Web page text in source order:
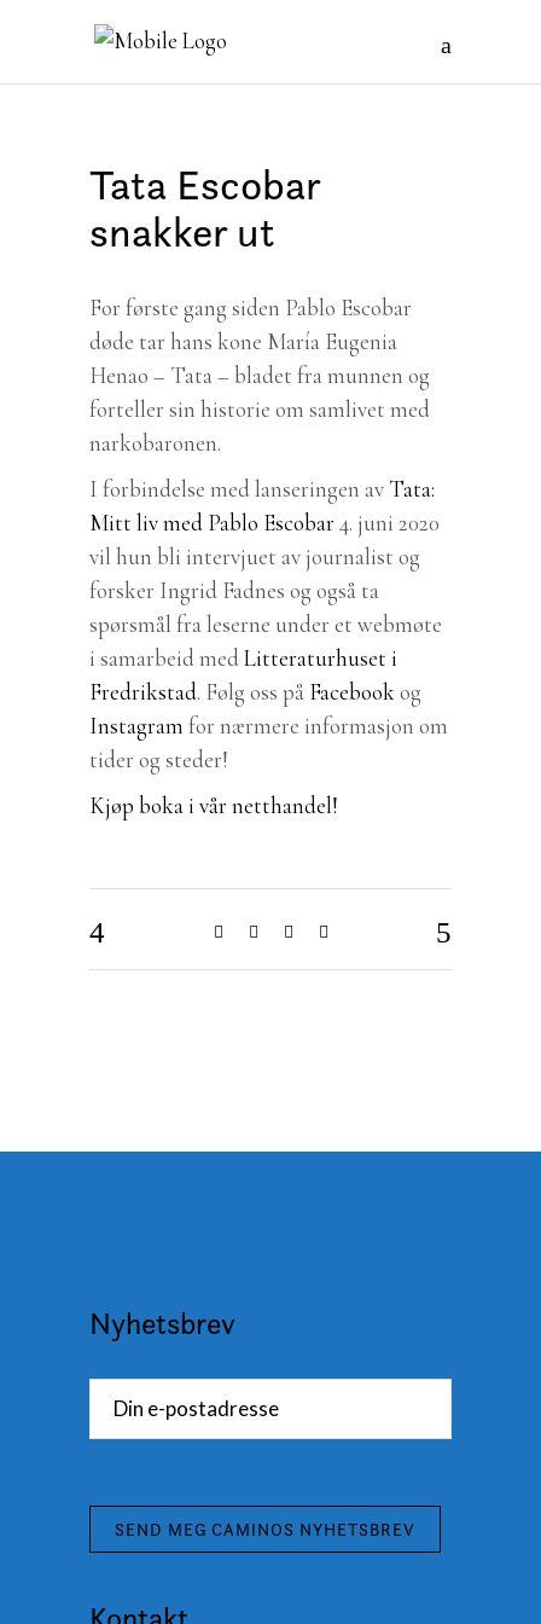
Tata Escobar
snakker ut
For første gang siden Pablo Escobar
døde tar hans kone María Eugenia
Henao – Tata – bladet fra munnen og
forteller sin historie om samlivet med
narkobaronen.
I forbindelse med lanseringen av Tata:
Mitt liv med Pablo Escobar4. juni 2020
vil hun bli intervjuet av journalist og
forsker Ingrid Fadnes og også ta
spørsmål fra leserne under et webmøte
i samarbeid medLitteraturhuset i
Fredrikstad. Følg oss på Facebookog
Instagram for nærmere informasjon om
tider og steder!
Kjøp boka i vår netthandel!
Nyhetsbrev